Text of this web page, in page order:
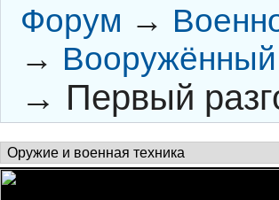
Форум →
→ Вооружённый
→ Первый